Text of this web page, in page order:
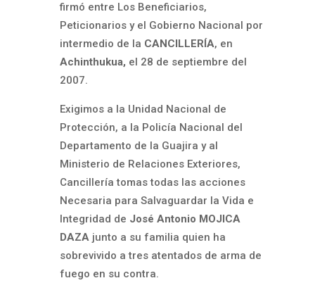
firmó entre Los Beneficiarios,
Peticionarios y el Gobierno Nacional por
intermedio de la CANCILLERÍA, en
Achinthukua, el 28 de septiembre del
2007.
Exigimos a la Unidad Nacional de
Protección, a la Policía Nacional del
Departamento de la Guajira y al
Ministerio de Relaciones Exteriores,
Cancillería tomas todas las acciones
Necesaria para Salvaguardar la Vida e
Integridad de José Antonio MOJICA
DAZA junto a su familia quien ha
sobrevivido a tres atentados de arma de
fuego en su contra.